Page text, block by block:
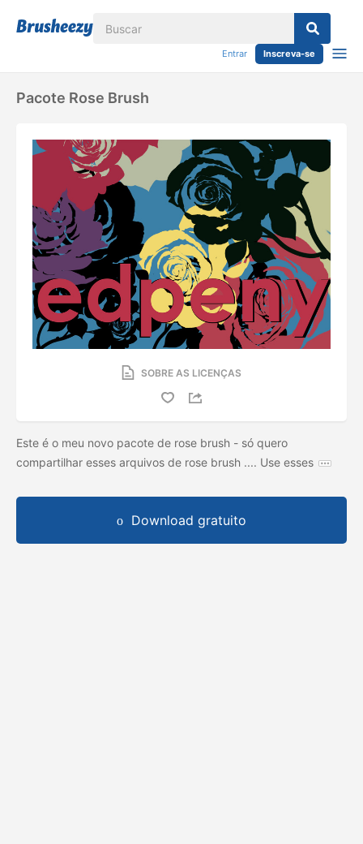
Entrar Inscreva-se
Pacote Rose Brush
SOBRE AS LICENÇAS
Este é o meu novo pacote de rose brush - só quero
compartilhar esses arquivos de rose brush .... Use esses
Download gratuito